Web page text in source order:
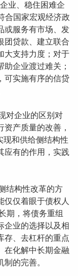
业、稳住困难企
合国家宏观经济政
或服务有市场、发
团贷款、建立联合
大支持力度；对于
企业渡过难关；
可实施有序的信贷
对企业的区别对
产质量的改善，
现和供给侧结构性
应有的作用，实践
结构性改革的方
仅仅着眼于债权人
期，将债务重组
企业的选择以及相
存、去杠杆的重点
在化解中长期金融
的完善。